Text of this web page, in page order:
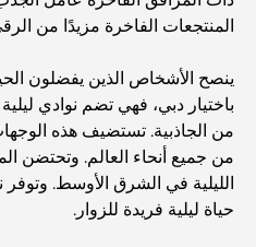
أغنى عشر دول في العالم
أنشطة يمكنك القيام بها مع
المنتجعات الفاخرة مزيدًا من
ينصح الأشخاص الذين يفضلون
باختيار دبي، فهي تضم نوادي
من الجاذبية. تستضيف هذه
من جميع أنحاء العالم. وتحتضن
الليلية في الشرق الأوسط.
حياة ليلية فريدة للزوار.